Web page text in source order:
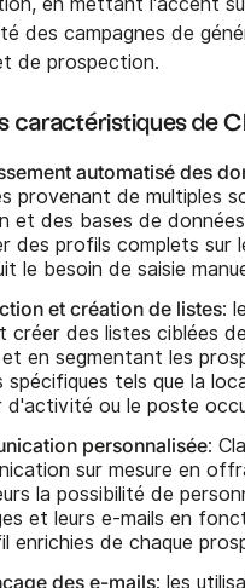
en mettant l'accent
des campagnes de
de prospection.
caractéristiques de
automatisé des
provenant de multiples
et des bases de
des profils complets sur
le besoin de saisie
et création de listes:
créer des listes ciblées
en segmentant les
spécifiques tels que la
d'activité ou le poste
personnalisée:
sur mesure en
la possibilité de
et leurs e-mails en
enrichies de chaque
des e-mails: les